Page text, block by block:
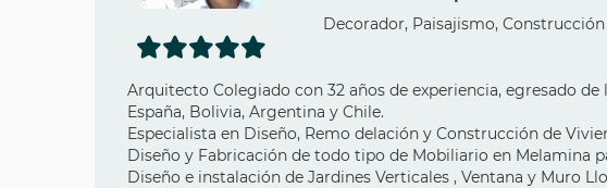
Decorador, Paisajismo,
Arquitecto Colegiado con 32 años de experiencia, egresado
España, Bolivia, Argentina y Chile.
Especialista en Diseño, Remo delación y Construcción de
Diseño y Fabricación de todo tipo de Mobiliario en Melamina
Diseño e instalación de Jardines Verticales , Ventana y Muro